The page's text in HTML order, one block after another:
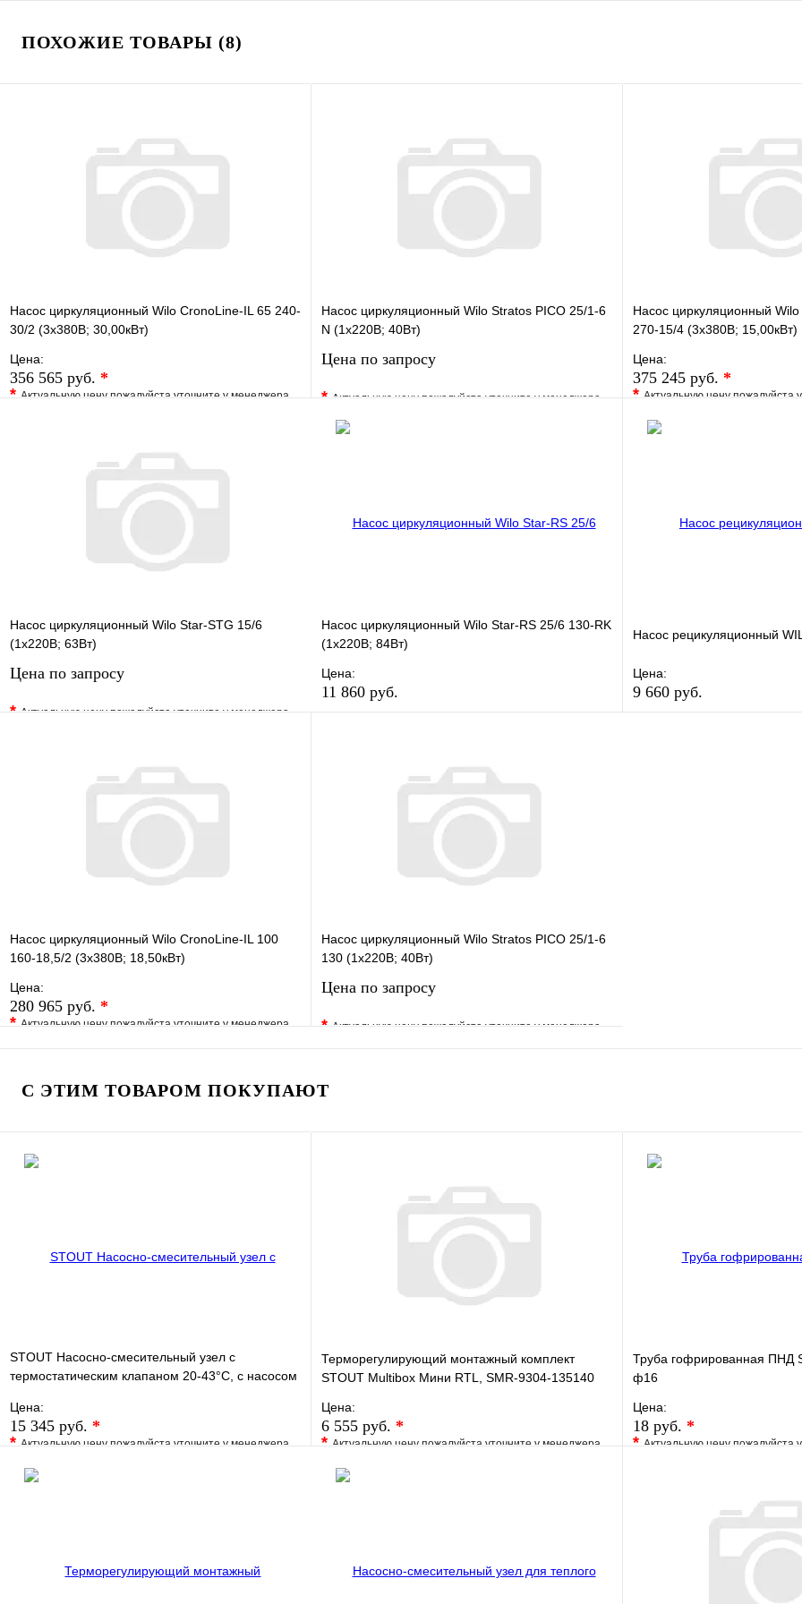
ПОХОЖИЕ ТОВАРЫ (8)
Насос циркуляционный Wilo CronoLine-IL 65 240-
30/2 (3х380В; 30,00кВт)
Цена:
356 565 руб. *
*Актуальную цену пожалуйста уточните у менеджера
В корзину
Насос циркуляционный Wilo Stratos PICO 25/1-6
N (1х220В; 40Вт)
Цена по запросу
*Актуальную цену пожалуйста уточните у менеджера
В избранное
Насос циркуляционный
270-15/4 (3х380В; 15,00кВт)
Цена:
375 245 руб. *
*Актуальную цену пожалуйста
В избранное
Насос циркуляционный Wilo Star-STG 15/6
(1х220В; 63Вт)
Цена по запросу
*Актуальную цену пожалуйста уточните у менеджера
Запросить цену
Насос циркуляционный Wilo Star-RS 25/6 130-RK
(1х220В; 84Вт)
Цена:
11 860 руб.
В корзину
Насос рецикуляционный
Цена:
9 660 руб.
Насос циркуляционный Wilo CronoLine-IL 100
160-18,5/2 (3х380В; 18,50кВт)
Цена:
280 965 руб. *
*Актуальную цену пожалуйста уточните у менеджера
В избранное Сравнение
В корзину
Насос циркуляционный Wilo Stratos PICO 25/1-6
130 (1х220В; 40Вт)
Цена по запросу
*Актуальную цену пожалуйста уточните у менеджера
В избранное Сравнение
Запросить цену
С ЭТИМ ТОВАРОМ ПОКУПАЮТ
STOUT Насосно-смесительный узел с
термостатическим клапаном 20-43°C, с насосом
Цена:
15 345 руб. *
*Актуальную цену пожалуйста уточните у менеджера
В избранное
Терморегулирующий монтажный комплект
STOUT Multibox Мини RTL, SMR-9304-135140
Цена:
6 555 руб. *
*Актуальную цену пожалуйста уточните у менеджера
В избранное
Труба гофрированная ПНД
ф16
Цена:
18 руб. *
*Актуальную цену пожалуйста